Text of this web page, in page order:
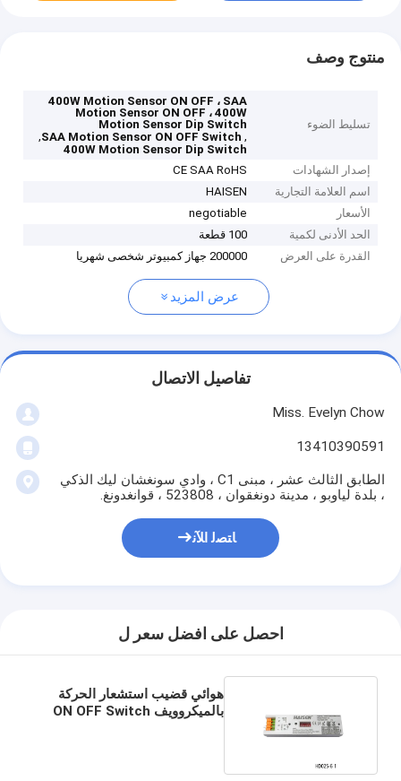
منتوج وصف
تسليط الضوء
400W Motion Sensor ON OFF ، SAA
Motion Sensor ON OFF ، 400W
Motion Sensor Dip Switch
,
SAA Motion Sensor ON OFF Switch
,
400W Motion Sensor Dip Switch
إصدار الشهادات
CE SAA RoHS
اسم العلامة التجارية
HAISEN
الأسعار
negotiable
الحد الأدنى لكمية
100 قطعة
القدرة على العرض
200000 جهاز كمبيوتر شخصى شهريا
عرض المزيد
تفاصيل الاتصال
Miss. Evelyn Chow
13410390591
الطابق الثالث عشر ، مبنى C1 ، وادي سونغشان ليك الذكي
، بلدة لياوبو ، مدينة دونغقوان ، 523808 ، قوانغدونغ.
ﺎﺘﺼﻟ ﺍﻶﻧ
احصل على افضل سعر ل
هوائي قضيب استشعار الحركة
بالميكروويف ON OFF Switch